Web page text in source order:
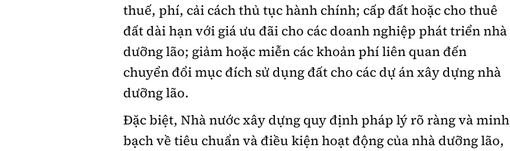
thuế, phí, cải cách thủ tục hành chính; cấp đất hoặc cho thuê
đất dài hạn với giá ưu đãi cho các doanh nghiệp phát triển nhà
dưỡng lão; giảm hoặc miễn các khoản phí liên quan đến
chuyển đổi mục đích sử dụng đất cho các dự án xây dựng nhà
dưỡng lão.
Đặc biệt, Nhà nước xây dựng quy định pháp lý rõ ràng và minh
bạch về tiêu chuẩn và điều kiện hoạt động của nhà dưỡng lão,